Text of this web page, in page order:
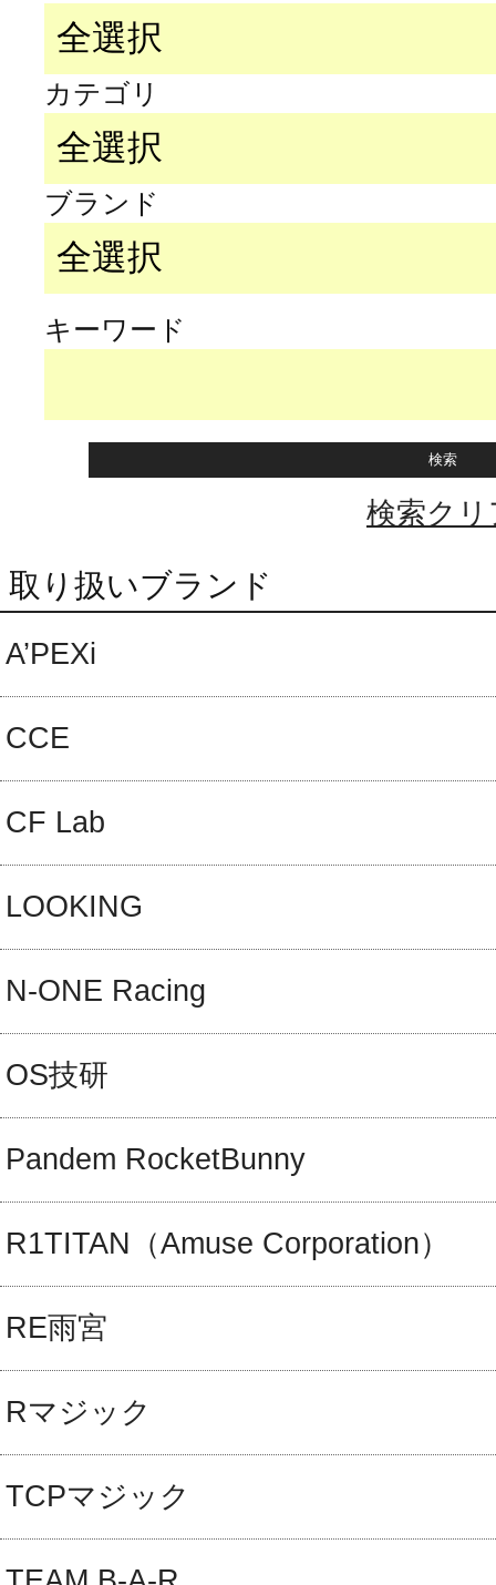
カテゴリ
ブランド
キーワード
検索クリ
取り扱いブランド
A’PEXi
CCE
CF Lab
LOOKING
N-ONE Racing
OS技研
Pandem RocketBunny
R1TITAN（Amuse Corporation）
RE雨宮
Rマジック
TCPマジック